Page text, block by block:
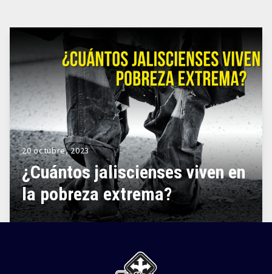
20 octubre, 2023
¿Cuántos jaliscienses viven en
la pobreza extrema?